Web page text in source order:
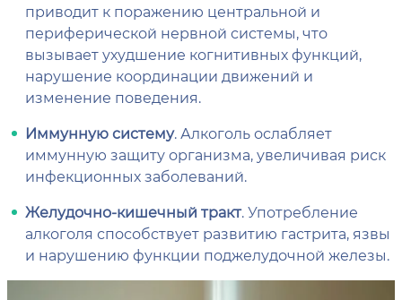
приводит к поражению центральной и
периферической нервной системы, что
вызывает ухудшение когнитивных функций,
нарушение координации движений и
изменение поведения.
Иммунную систему. Алкоголь ослабляет
иммунную защиту организма, увеличивая риск
инфекционных заболеваний.
Желудочно-кишечный тракт. Употребление
алкоголя способствует развитию гастрита, язвы
и нарушению функции поджелудочной железы.